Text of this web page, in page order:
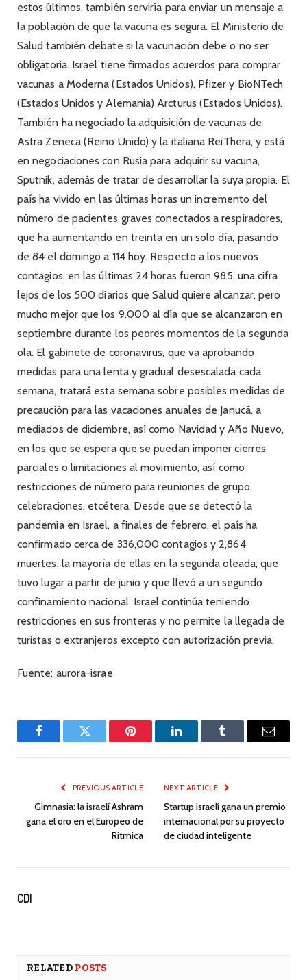
estos últimos, también serviría para enviar un mensaje a
la población de que la vacuna es segura. El Ministerio de
Salud también debate si la vacunación debe o no ser
obligatoria. Israel tiene firmados acuerdos para comprar
vacunas a Moderna (Estados Unidos), Pfizer y BioNTech
(Estados Unidos y Alemania) Arcturus (Estados Unidos).
También ha negociado la adquisición de vacunas de
Astra Zeneca (Reino Unido) y la italiana ReiThera, y está
en negociaciones con Rusia para adquirir su vacuna,
Sputnik, además de tratar de desarrollar la suya propia. El
país ha vivido en las últimas horas un incremento del
número de pacientes graves conectados a respiradores,
que ha aumentando en treinta en un solo día, pasando
de 84 el domingo a 114 hoy. Respecto a los nuevos
contagios, en las últimas 24 horas fueron 985, una cifra
lejos de los 500 diarios que Salud quiere alcanzar, pero
mucho mejor que los 9,000 al día que se alcanzaron en
septiembre durante los peores momentos de la segunda
ola. El gabinete de coronavirus, que va aprobando
medidas para una lenta y gradual desescalada cada
semana, tratará esta semana sobre posibles medidas de
precaución para las vacaciones anuales de Janucá, a
mediados de diciembre, así como Navidad y Año Nuevo,
en los que se espera que se puedan imponer cierres
parciales o limitaciones al movimiento, así como
restricciones de número para reuniones de grupo,
celebraciones, etcétera. Desde que se detectó la
pandemia en Israel, a finales de febrero, el país ha
confirmado cerca de 336,000 contagios y 2,864
muertes, la mayoría de ellas en la segunda oleada, que
tuvo lugar a partir de junio y que llevó a un segundo
confinamiento nacional. Israel continúa teniendo
restricciones en sus fronteras y no permite la llegada de
turistas o extranjeros excepto con autorización previa.
Fuente: aurora-israe
FacebookTwitter Pinterest LinkedInTumblr Email
PREVIOUS ARTICLE
Gimnasia: la israelí Ashram
gana el oro en el Europeo de
Rítmica
NEXT ARTICLE
Startup israelí gana un premio
internacional por su proyecto
de ciudad inteligente
CDI
RELATED POSTS